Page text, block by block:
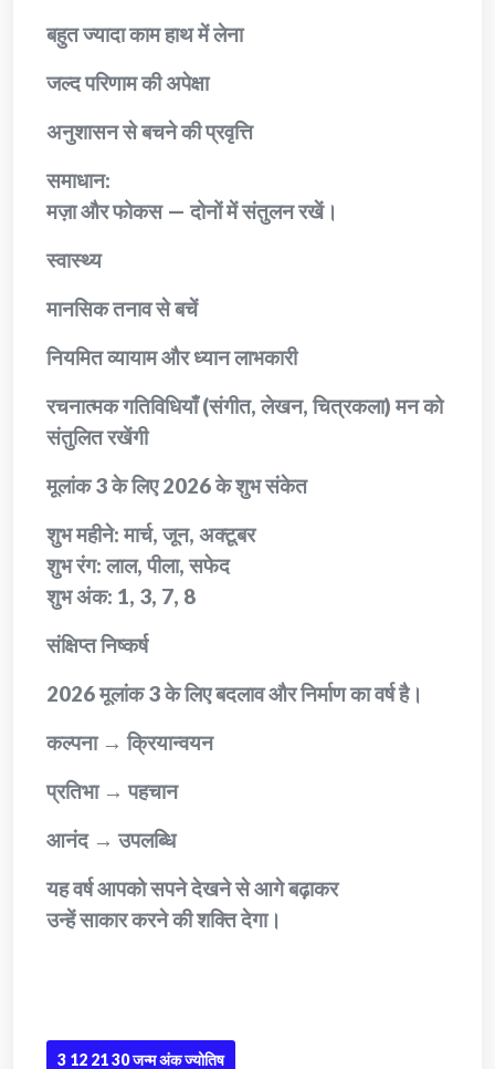
बहुत ज्यादा काम हाथ में लेना
जल्द परिणाम की अपेक्षा
अनुशासन से बचने की प्रवृत्ति
समाधान:
मज़ा और फोकस — दोनों में संतुलन रखें।
स्वास्थ्य
मानसिक तनाव से बचें
नियमित व्यायाम और ध्यान लाभकारी
रचनात्मक गतिविधियाँ (संगीत, लेखन, चित्रकला) मन को
संतुलित रखेंगी
मूलांक 3 के लिए 2026 के शुभ संकेत
शुभ महीने: मार्च, जून, अक्टूबर
शुभ रंग: लाल, पीला, सफेद
शुभ अंक: 1, 3, 7, 8
संक्षिप्त निष्कर्ष
2026 मूलांक 3 के लिए बदलाव और निर्माण का वर्ष है।
कल्पना → क्रियान्वयन
प्रतिभा → पहचान
आनंद → उपलब्धि
यह वर्ष आपको सपने देखने से आगे बढ़ाकर
उन्हें साकार करने की शक्ति देगा।
3 12 21 30 जन्म अंक ज्योतिष